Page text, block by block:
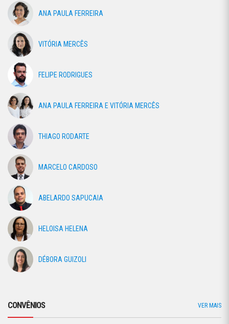
ANA PAULA FERREIRA
VITÓRIA MERCÊS
FELIPE RODRIGUES
ANA PAULA FERREIRA E VITÓRIA MERCÊS
THIAGO RODARTE
MARCELO CARDOSO
ABELARDO SAPUCAIA
HELOISA HELENA
DÉBORA GUIZOLI
CONVÊNIOS VER MAIS